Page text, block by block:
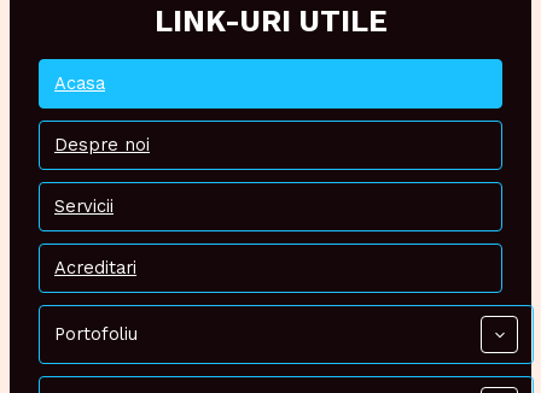
LINK-URI UTILE
Acasa
Despre noi
Servicii
Acreditari
Portofoliu